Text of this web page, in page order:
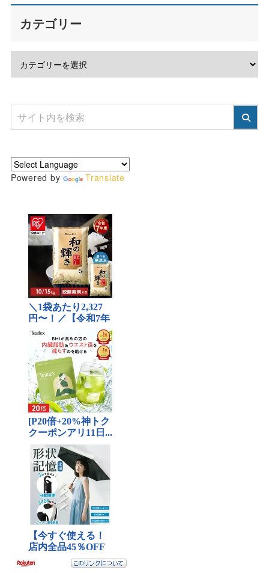
カテゴリー
Powered by Translate